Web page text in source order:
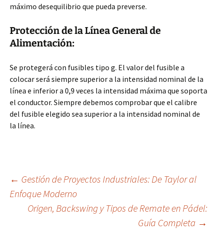
máximo desequilibrio que pueda preverse.
Protección de la Línea General de
Alimentación:
Se protegerá con fusibles tipo g. El valor del fusible a
colocar será siempre superior a la intensidad nominal de la
línea e inferior a 0,9 veces la intensidad máxima que soporta
el conductor. Siempre debemos comprobar que el calibre
del fusible elegido sea superior a la intensidad nominal de
la línea.
Navegación
← Gestión de Proyectos Industriales: De Taylor al
Enfoque Moderno
Origen, Backswing y Tipos de Remate en Pádel:
Guía Completa →